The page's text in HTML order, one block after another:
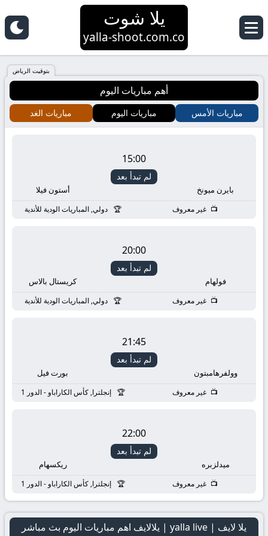
يلا شوت
yalla-shoot.com.co
بتوقيت الرياض
أهم مباريات اليوم
مباريات الأمس مباريات اليوم مباريات الغد
بايرن ميونخ
15:00
لم تبدأ بعد
أستون فيلا
غير معروف دولي, المباريات الودية للأندية
فولهام
20:00
لم تبدأ بعد
كريستال بالاس
غير معروف دولي, المباريات الودية للأندية
وولفرهامبتون
21:45
لم تبدأ بعد
بورت فيل
غير معروف إنجلترا, كأس الكاراباو - الدور 1
ميدلزبره
22:00
لم تبدأ بعد
ريكسهام
غير معروف إنجلترا, كأس الكاراباو - الدور 1
يلا لايف | yalla live | يلالايف اهم مباريات اليوم بث مباشر